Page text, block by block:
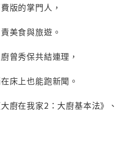
版的掌門人，
美食與旅遊。
曾秀保共結連理，
床上也能跑新聞。
廚在我家2：大廚基本法》